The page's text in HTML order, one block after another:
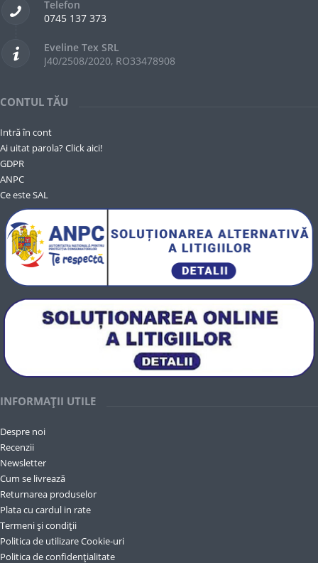
Telefon
0745 137 373
Eveline Tex SRL
J40/2508/2020, RO33478908
CONTUL TĂU
Intră în cont
Ai uitat parola? Click aici!
GDPR
ANPC
Ce este SAL
INFORMAȚII UTILE
Despre noi
Recenzii
Newsletter
Cum se livrează
Returnarea produselor
Plata cu cardul in rate
Termeni și condiții
Politica de utilizare Cookie-uri
Politica de confidențialitate